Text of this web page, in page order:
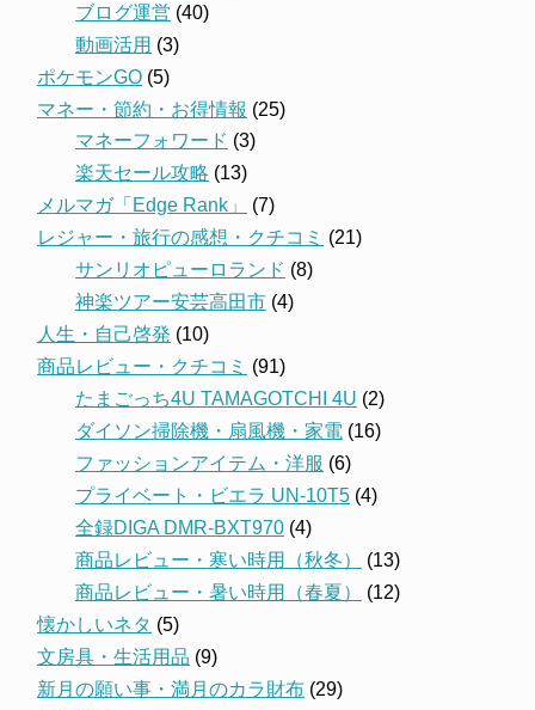
ブログ運営 (40)
動画活用 (3)
ポケモンGO (5)
マネー・節約・お得情報 (25)
マネーフォワード (3)
楽天セール攻略 (13)
メルマガ「Edge Rank」
(7)
レジャー・旅行の感想・クチコミ (21)
サンリオピューロランド (8)
神楽ツアー安芸高田市 (4)
人生・自己啓発 (10)
商品レビュー・クチコミ (91)
たまごっち4U TAMAGOTCHI 4U (2)
ダイソン掃除機・扇風機・家電 (16)
ファッションアイテム・洋服 (6)
プライベート・ビエラ UN-10T5 (4)
全録DIGA DMR-BXT970 (4)
商品レビュー・寒い時用（秋冬）
(13)
商品レビュー・暑い時用（春夏）
(12)
懐かしいネタ (5)
文房具・生活用品 (9)
新月の願い事・満月のカラ財布 (29)